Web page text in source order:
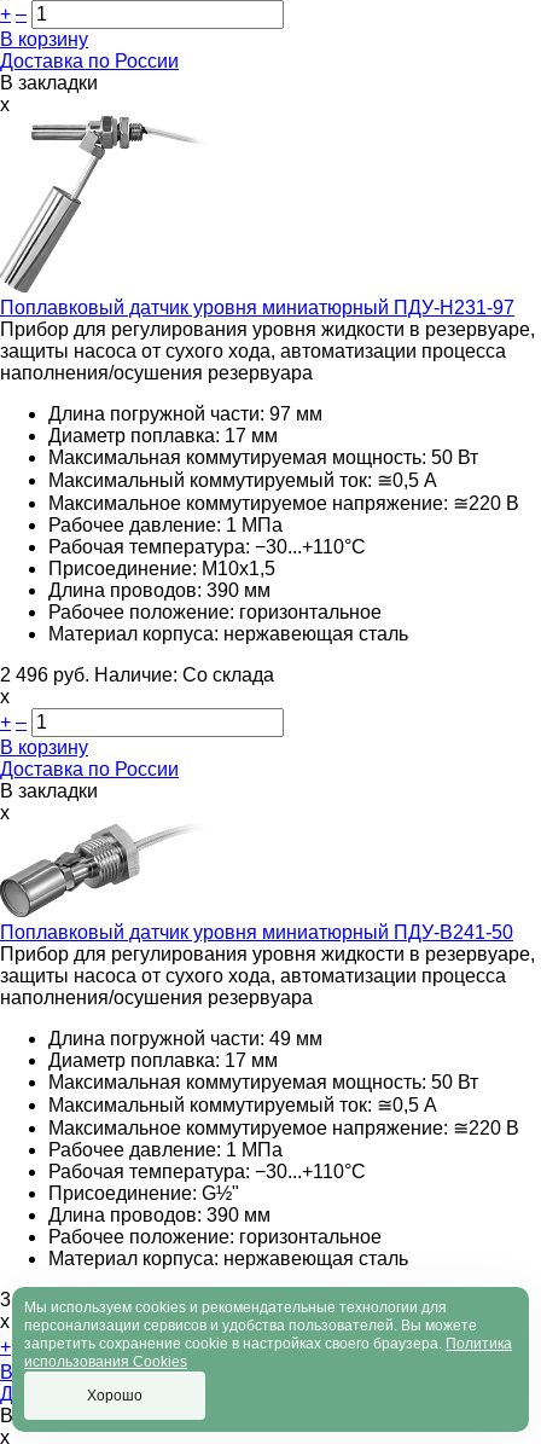
+ –
В корзину
Доставка по России
В закладки
x
Поплавковый датчик уровня миниатюрный ПДУ-Н231-97
Прибор для регулирования уровня жидкости в резервуаре,
защиты насоса от сухого хода, автоматизации процесса
наполнения/осушения резервуара
Длина погружной части: 97 мм
Диаметр поплавка: 17 мм
Максимальная коммутируемая мощность: 50 Вт
Максимальный коммутируемый ток: ≅0,5 А
Максимальное коммутируемое напряжение: ≅220 В
Рабочее давление: 1 МПа
Рабочая температура: −30...+110°С
Присоединение: М10х1,5
Длина проводов: 390 мм
Рабочее положение: горизонтальное
Материал корпуса: нержавеющая сталь
2 496 руб. Наличие: Со склада
х
+ –
В корзину
Доставка по России
В закладки
x
Поплавковый датчик уровня миниатюрный ПДУ-В241-50
Прибор для регулирования уровня жидкости в резервуаре,
защиты насоса от сухого хода, автоматизации процесса
наполнения/осушения резервуара
Длина погружной части: 49 мм
Диаметр поплавка: 17 мм
Максимальная коммутируемая мощность: 50 Вт
Максимальный коммутируемый ток: ≅0,5 А
Максимальное коммутируемое напряжение: ≅220 В
Рабочее давление: 1 МПа
Рабочая температура: −30...+110°С
Присоединение: G½"
Длина проводов: 390 мм
Рабочее положение: горизонтальное
Материал корпуса: нержавеющая сталь
3 861 руб. Наличие:Со склада
х
+
–
В корзину
Доставка по России
В закладки
x
Мы используем cookies и рекомендательные технологии для
персонализации сервисов и удобства пользователей. Вы можете
запретить сохранение cookie в настройках своего браузера. Политика
использования Cookies
Хорошо